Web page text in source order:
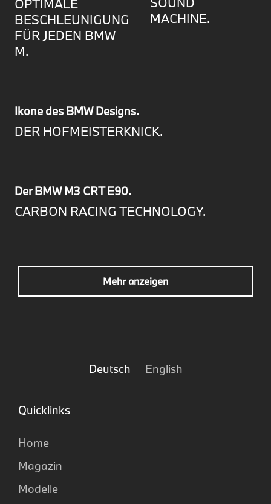
OPTIMALE
BESCHLEUNIGUNG
FÜR JEDEN BMW
M.
MACHINE.
Ikone des BMW Designs.
DER HOFMEISTERKNICK.
Der BMW M3 CRT E90.
CARBON RACING TECHNOLOGY.
Mehr anzeigen
Deutsch English
Quicklinks
Home
Magazin
Modelle